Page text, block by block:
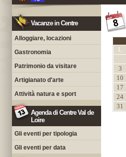
Vacanze in Centre
Alloggiare, locazioni
Gastronomia
Patrimonio da visitare
Artigianato d'arte
Attività natura e sport
Agenda di Centre Val de
Loire
Gli eventi per tipologia
Gli eventi per data
L
3
10
17
24
31